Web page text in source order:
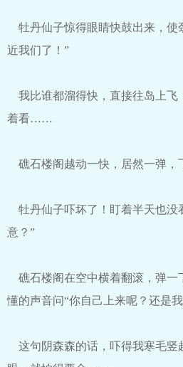
牡丹仙子惊得眼睛快鼓出来，使
近我们了！”
我比谁都溜得快，直接往岛上飞
着看……
礁石楼阁越动一快，居然一弹
牡丹仙子吓坏了！盯着半天也没
意？”
礁石楼阁在空中横着翻滚，弹一
懂的声音问“你自己上来呢？还是
这句阴森森的话，吓得我寒毛竖